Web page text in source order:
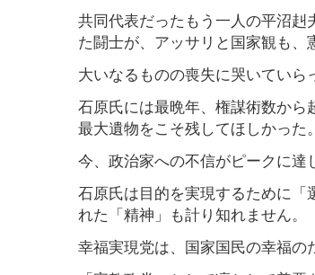
共同代表だったもう一人の平沼
た闘士が、アッサリと国家観も、
大いなるものの喪失に哭いていら
石原氏には最晩年、権謀術数か
最大遺物をこそ残してほしかった
今、政治家への不信がピークに達
石原氏は目的を実現するために
れた「精神」も計り知れません。
幸福実現党は、国家国民の幸福の